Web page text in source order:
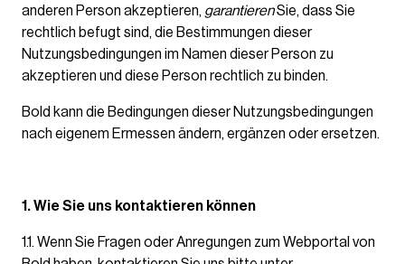
anderen Person akzeptieren, garantierenSie, dass Sie
rechtlich befugt sind, die Bestimmungen dieser
Nutzungsbedingungen im Namen dieser Person zu
akzeptieren und diese Person rechtlich zu binden.
Bold kann die Bedingungen dieser Nutzungsbedingungen
nach eigenem Ermessen ändern, ergänzen oder ersetzen.
1. Wie Sie uns kontaktieren können
1.1. Wenn Sie Fragen oder Anregungen zum Webportal von